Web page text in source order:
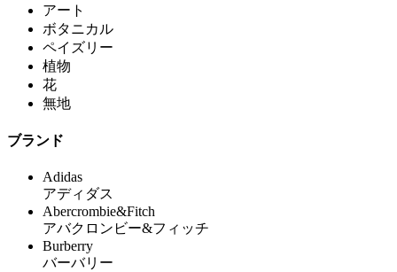
アート
ボタニカル
ペイズリー
植物
花
無地
ブランド
Adidas
アディダス
Abercrombie&Fitch
アバクロンビー&フィッチ
Burberry
バーバリー